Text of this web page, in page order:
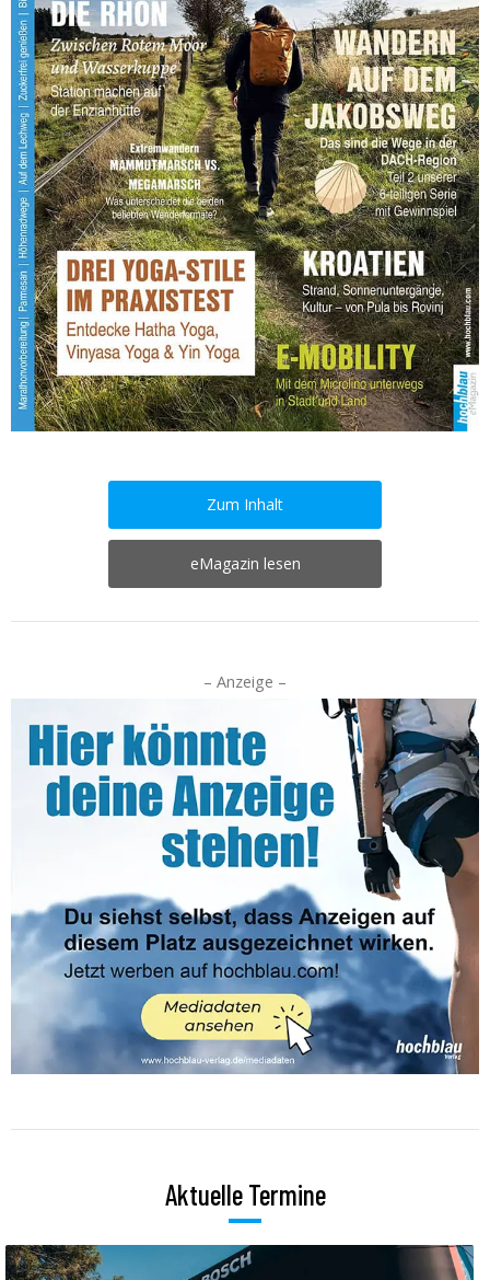
Zum Inhalt
eMagazin lesen
– Anzeige –
Aktuelle Termine